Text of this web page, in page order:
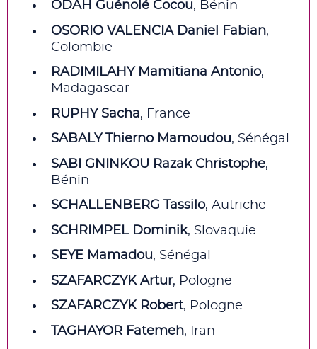
ODAH Guénolé Cocou, Bénin
OSORIO VALENCIA Daniel Fabian,
Colombie
RADIMILAHY Mamitiana Antonio,
Madagascar
RUPHY Sacha, France
SABALY Thierno Mamoudou, Sénégal
SABI GNINKOU Razak Christophe,
Bénin
SCHALLENBERG Tassilo, Autriche
SCHRIMPEL Dominik, Slovaquie
SEYE Mamadou, Sénégal
SZAFARCZYK Artur, Pologne
SZAFARCZYK Robert, Pologne
TAGHAYOR Fatemeh, Iran